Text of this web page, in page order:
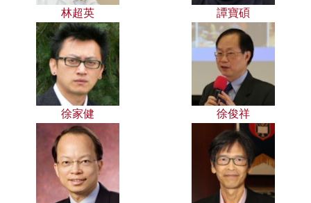
林超英 譚寶碩
徐家健 徐俊祥